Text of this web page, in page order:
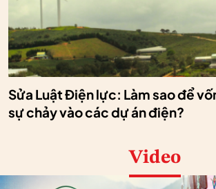
Sửa Luật Điện lực: Làm sao để
sự chảy vào các dự án điện?
Video